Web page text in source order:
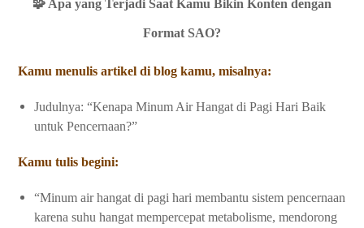
🧩 Apa yang Terjadi Saat Kamu Bikin Konten dengan
Format SAO?
Kamu menulis artikel di blog kamu, misalnya:
Judulnya: “Kenapa Minum Air Hangat di Pagi Hari Baik
untuk Pencernaan?”
Kamu tulis begini:
“Minum air hangat di pagi hari membantu sistem pencernaan
karena suhu hangat mempercepat metabolisme, mendorong